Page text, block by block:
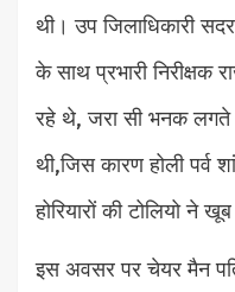
थी। उप जिलाधिकारी
के साथ प्रभारी
रहे थे, जरा सी भनक लगते
थी,जिस कारण होली पर्व
होरियारों की टोलियो ने
इस अवसर पर चेयर मैन